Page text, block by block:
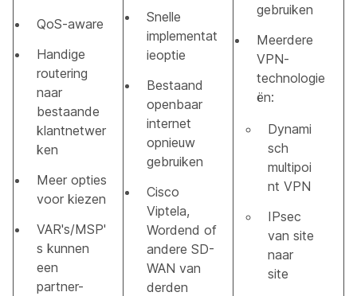
QoS-aware
Handige
routering
naar
bestaande
klantnetwer
ken
Meer opties
voor kiezen
VAR's/MSP'
s kunnen
een
partner-
Snelle
implementat
ieoptie
Bestaand
openbaar
internet
opnieuw
gebruiken
Cisco
Viptela,
Wordend of
andere SD-
WAN van
derden
gebruiken
Meerdere
VPN-
technologie
ën:
Dynami
sch
multipoi
nt VPN
IPsec
van site
naar
site